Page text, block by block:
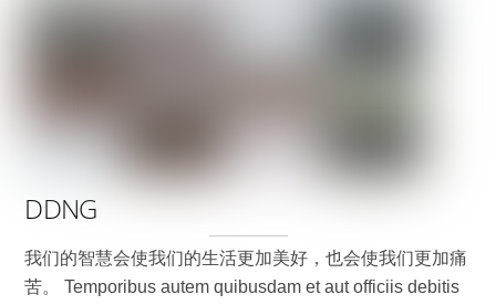
DDNG
我们的智慧会使我们的生活更加美好，也会使我们更加痛
苦。 Temporibus autem quibusdam et aut officiis debitis